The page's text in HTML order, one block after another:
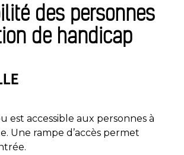
des personnes
de handicap
est accessible aux personnes à
Une rampe d’accès permet